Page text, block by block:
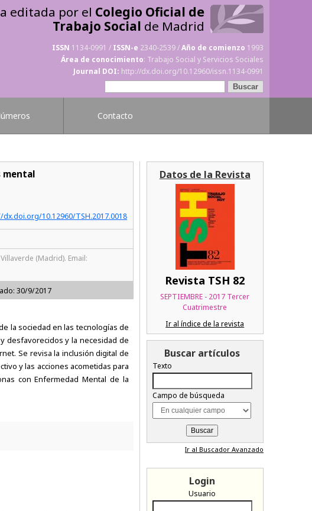
editada por el Colegio Oficial de
Trabajo Social de Madrid
ISSN 1134-0991 / ISSN-e 2340-2539 /Año de comienzo 1993
Área de conocimiento: Trabajo Social y Servicios Sociales
Journal DOI: http://dx.doi.org/10.12960/issn.1134-0991
Contacto
mental
10.12960/TSH.2017.0018
(Madrid). Email:
30/9/2017
la sociedad en las tecnologías de
desfavorecidos y la necesidad de
Se revisa la inclusión digital de
y las acciones acometidas para
con Enfermedad Mental de la
Datos de la Revista
Revista TSH 82
SEPTIEMBRE - 2017 Tercer
Cuatrimestre
Ir al índice de la revista
Buscar artículos
Texto
Campo de búsqueda
Ir al Buscador Avanzado
Login
Usuario